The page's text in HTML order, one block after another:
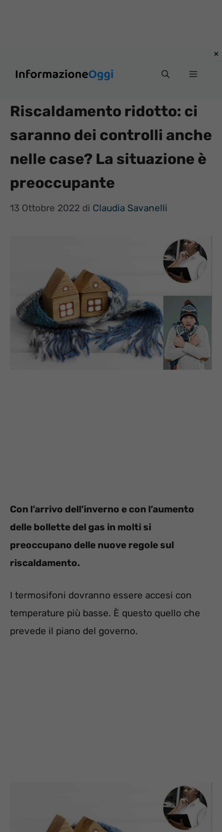
Menu
Riscaldamento ridotto: ci
saranno dei controlli anche
nelle case? La situazione è
preoccupante
13 Ottobre 2022 di Claudia Savanelli
Con l’arrivo dell’inverno e con l’aumento
delle bollette del gas in molti si
preoccupano delle nuove regole sul
riscaldamento.
I termosifoni dovranno essere accesi con
temperature più basse. È questo quello che
prevede il piano del governo.